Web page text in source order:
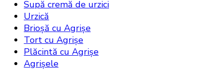
Supă cremă de urzici
Urzică
Brioșă cu Agrișe
Tort cu Agrișe
Plăcintă cu Agrișe
Agrișele